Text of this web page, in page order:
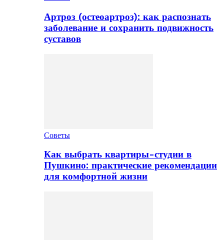
Артроз (остеоартроз): как распознать
заболевание и сохранить подвижность
суставов
Советы
Как выбрать квартиры-студии в
Пушкино: практические рекомендации
для комфортной жизни